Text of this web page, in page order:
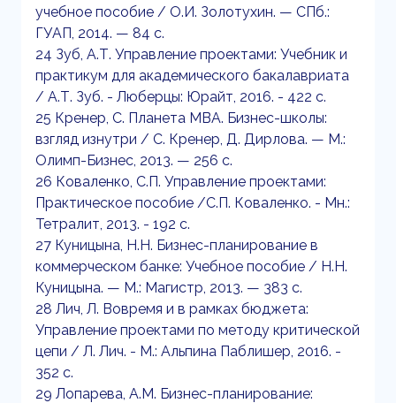
учебное пособие / О.И. Золотухин. — СПб.:
ГУАП, 2014. — 84 c.
24 Зуб, А.Т. Управление проектами: Учебник и
практикум для академического бакалавриата
/ А.Т. Зуб. - Люберцы: Юрайт, 2016. - 422 c.
25 Кренер, С. Планета МВА. Бизнес-школы:
взгляд изнутри / С. Кренер, Д. Дирлова. — М.:
Олимп-Бизнес, 2013. — 256 c.
26 Коваленко, С.П. Управление проектами:
Практическое пособие /С.П. Коваленко. - Мн.:
Тетралит, 2013. - 192 c.
27 Куницына, Н.Н. Бизнес-планирование в
коммерческом банке: Учебное пособие / Н.Н.
Куницына. — М.: Магистр, 2013. — 383 c.
28 Лич, Л. Вовремя и в рамках бюджета:
Управление проектами по методу критической
цепи / Л. Лич. - М.: Альпина Паблишер, 2016. -
352 c.
29 Лопарева, А.М. Бизнес-планирование: